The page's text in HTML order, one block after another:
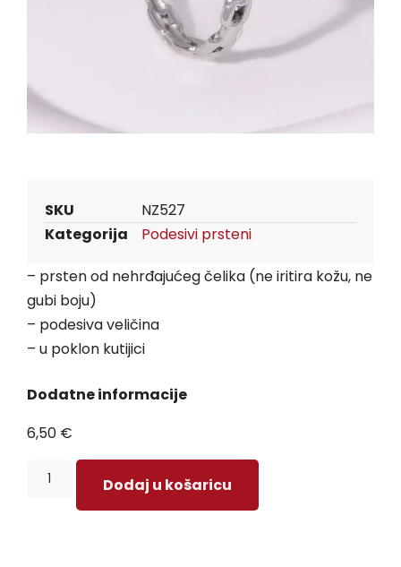
SKU NZ527
Kategorija Podesivi prsteni
– prsten od nehrđajućeg čelika (ne iritira kožu, ne
gubi boju)
– podesiva veličina
– u poklon kutijici
Dodatne informacije
6,50 €
Dodaj u košaricu